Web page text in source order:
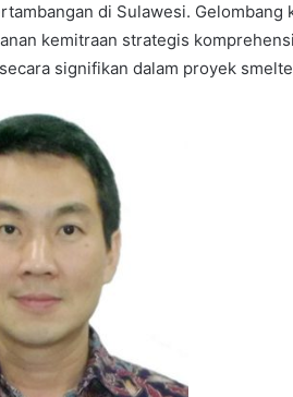
di Sulawesi. Gelombang
kemitraan strategis
signifikan dalam proyek